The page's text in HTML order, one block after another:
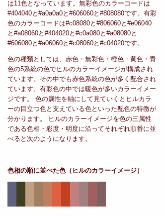
は11色となっています。無彩色のカラーコードは
#404040と#a0a0a0と#606060と#808080です。有彩
色のカラーコードは#c08080と#806060と#e06040
と#a08060と#404020と#c0a080と#a08080と
#606080と#a06060と#c08060と#c04020です。
色の種類としては、赤色・無彩色・橙色・黄色・青
色の5系統の色でヒルのカラーイメージが構成され
ています。その中でも赤色系統の色が多く配合され
ています。有彩色の中では暖色が多いカラーイメー
ジです。 色の属性を軸にして見ていくとヒルカラ
ーの目立つ色と支えている色といった配色の特徴が
分かります。 ヒルのカラーイメージを色の三属性
である色相・彩度・明度に沿ってそれぞれ順番に並
べると次のようになります。
色相の順に並べた色（ヒルのカラーイメージ）